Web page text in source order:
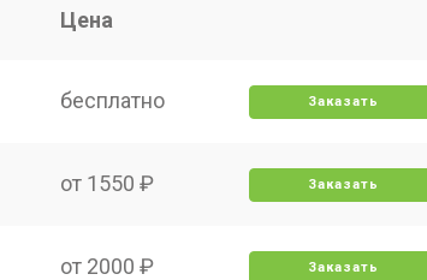
Цена
бесплатно Заказать
от 1550 ₽ Заказать
от 2000 ₽ Заказать